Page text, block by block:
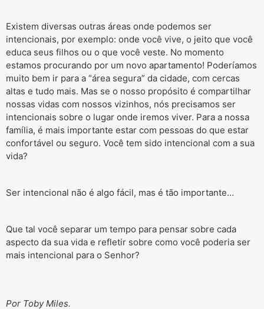
Existem diversas outras áreas onde podemos ser
intencionais, por exemplo: onde você vive, o jeito que você
educa seus filhos ou o que você veste. No momento
estamos procurando por um novo apartamento! Poderíamos
muito bem ir para a “área segura” da cidade, com cercas
altas e tudo mais. Mas se o nosso propósito é compartilhar
nossas vidas com nossos vizinhos, nós precisamos ser
intencionais sobre o lugar onde iremos viver. Para a nossa
família, é mais importante estar com pessoas do que estar
confortável ou seguro. Você tem sido intencional com a sua
vida?
Ser intencional não é algo fácil, mas é tão importante…
Que tal você separar um tempo para pensar sobre cada
aspecto da sua vida e refletir sobre como você poderia ser
mais intencional para o Senhor?
Por Toby Miles.